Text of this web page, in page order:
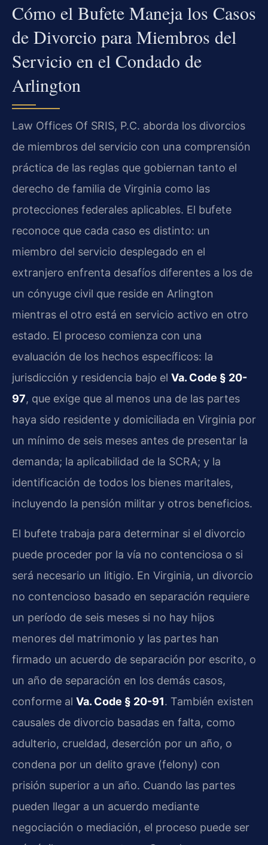
Cómo el Bufete Maneja los Casos
de Divorcio para Miembros del
Servicio en el Condado de
Arlington
Law Offices Of SRIS, P.C. aborda los divorcios
de miembros del servicio con una comprensión
práctica de las reglas que gobiernan tanto el
derecho de familia de Virginia como las
protecciones federales aplicables. El bufete
reconoce que cada caso es distinto: un
miembro del servicio desplegado en el
extranjero enfrenta desafíos diferentes a los de
un cónyuge civil que reside en Arlington
mientras el otro está en servicio activo en otro
estado. El proceso comienza con una
evaluación de los hechos específicos: la
jurisdicción y residencia bajo el Va. Code § 20-
97, que exige que al menos una de las partes
haya sido residente y domiciliada en Virginia por
un mínimo de seis meses antes de presentar la
demanda; la aplicabilidad de la SCRA; y la
identificación de todos los bienes maritales,
incluyendo la pensión militar y otros beneficios.
El bufete trabaja para determinar si el divorcio
puede proceder por la vía no contenciosa o si
será necesario un litigio. En Virginia, un divorcio
no contencioso basado en separación requiere
un período de seis meses si no hay hijos
menores del matrimonio y las partes han
firmado un acuerdo de separación por escrito, o
un año de separación en los demás casos,
conforme al Va. Code § 20-91. También existen
causales de divorcio basadas en falta, como
adulterio, crueldad, deserción por un año, o
condena por un delito grave (felony) con
prisión superior a un año. Cuando las partes
pueden llegar a un acuerdo mediante
negociación o mediación, el proceso puede ser